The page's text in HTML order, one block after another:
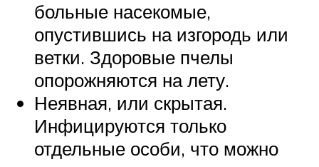
больные насекомые,
опустившись на изгородь или
ветки. Здоровые пчелы
опорожняются на лету.
Неявная, или скрытая.
Инфицируются только
отдельные особи, что можно